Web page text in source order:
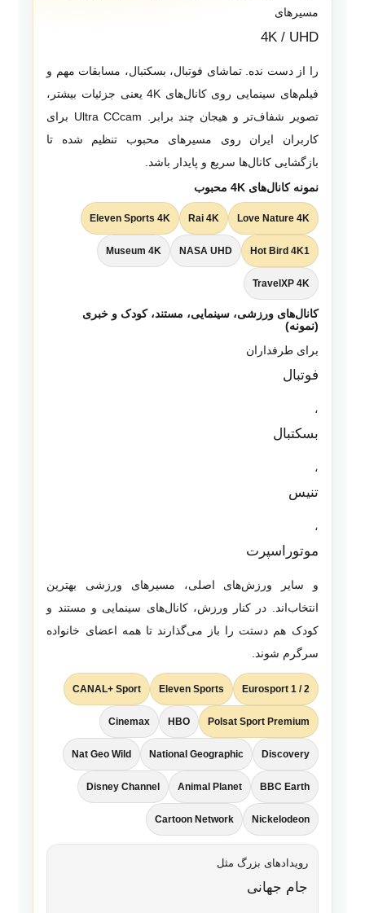
مسیرهای
4K / UHD
را از دست نده. تماشای فوتبال، بسکتبال، مسابقات مهم و
فیلم‌های سینمایی روی کانال‌های 4K یعنی جزئیات بیشتر،
تصویر شفاف‌تر و هیجان چند برابر. Ultra CCcam برای
کاربران ایران روی مسیرهای محبوب تنظیم شده تا
بازگشایی کانال‌ها سریع و پایدار باشد.
نمونه کانال‌های 4K محبوب
Love Nature 4K
Rai 4K
Eleven Sports 4K
Hot Bird 4K1
NASA UHD
Museum 4K
TravelXP 4K
کانال‌های ورزشی، سینمایی، مستند، کودک و خبری
(نمونه)
برای طرفداران
فوتبال
،
بسکتبال
،
تنیس
،
موتوراسپرت
و سایر ورزش‌های اصلی، مسیرهای ورزشی بهترین
انتخاب‌اند. در کنار ورزش، کانال‌های سینمایی و مستند و
کودک هم دستت را باز می‌گذارند تا همه اعضای خانواده
سرگرم شوند.
Eurosport 1 / 2
Eleven Sports
CANAL+ Sport
Polsat Sport Premium
HBO
Cinemax
Discovery
National Geographic
Nat Geo Wild
BBC Earth
Animal Planet
Disney Channel
Nickelodeon
Cartoon Network
رویدادهای بزرگ مثل
جام جهانی